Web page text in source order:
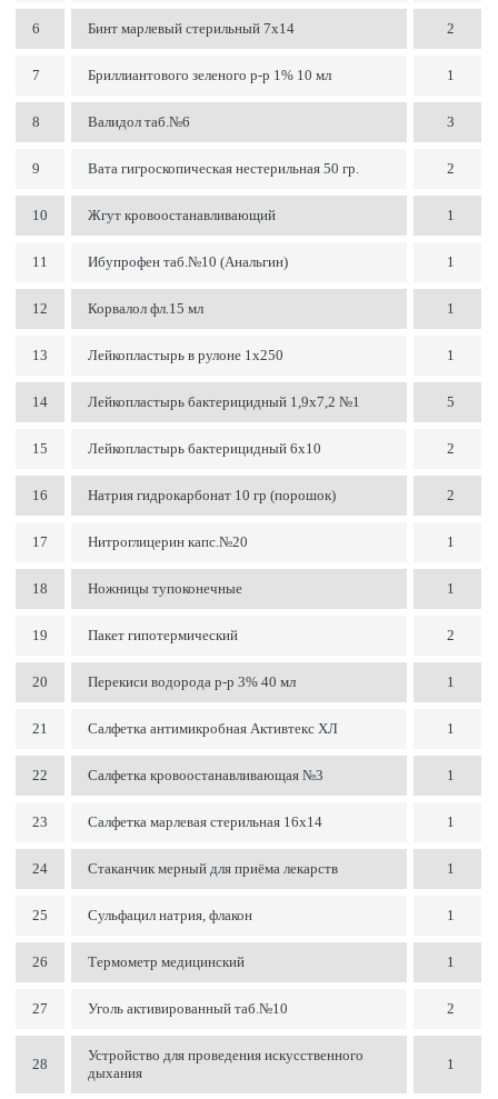
6 Бинт марлевый стерильный 7х14 2
7 Бриллиантового зеленого р-р 1% 10 мл 1
8 Валидол таб.№6 3
9 Вата гигроскопическая нестерильная 50 гр. 2
10 Жгут кровоостанавливающий 1
11 Ибупрофен таб.№10 (Анальгин) 1
12 Корвалол фл.15 мл 1
13 Лейкопластырь в рулоне 1х250 1
14 Лейкопластырь бактерицидный 1,9х7,2 №1 5
15 Лейкопластырь бактерицидный 6х10 2
16 Натрия гидрокарбонат 10 гр (порошок) 2
17 Нитроглицерин капс.№20 1
18 Ножницы тупоконечные 1
19 Пакет гипотермический 2
20 Перекиси водорода р-р 3% 40 мл 1
21 Салфетка антимикробная Активтекс ХЛ 1
22 Салфетка кровоостанавливающая №3 1
23 Салфетка марлевая стерильная 16х14 1
24 Стаканчик мерный для приёма лекарств 1
25 Сульфацил натрия, флакон 1
26 Термометр медицинский 1
27 Уголь активированный таб.№10 2
28
Устройство для проведения искусственного
дыхания
1